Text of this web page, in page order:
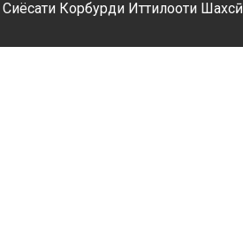
Сиёсати Корбурди Иттилооти Шахсӣ